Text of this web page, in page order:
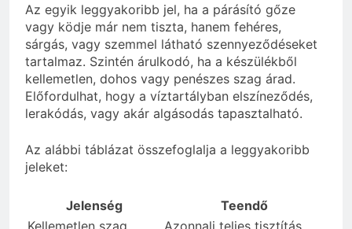
Az egyik leggyakoribb jel, ha a párásító gőze
vagy ködje már nem tiszta, hanem fehéres,
sárgás, vagy szemmel látható szennyeződéseket
tartalmaz. Szintén árulkodó, ha a készülékből
kellemetlen, dohos vagy penészes szag árad.
Előfordulhat, hogy a víztartályban elszíneződés,
lerakódás, vagy akár algásodás tapasztalható.
Az alábbi táblázat összefoglalja a leggyakoribb
jeleket:
Jelenség
Teendő
Kellemetlen szag
Azonnali teljes tisztítás